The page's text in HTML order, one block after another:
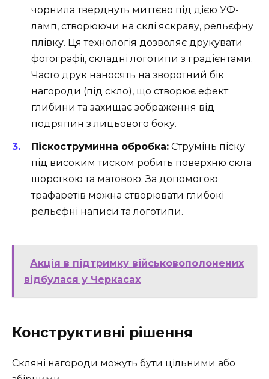
чорнила тверднуть миттєво під дією УФ-
ламп, створюючи на склі яскраву, рельєфну
плівку. Ця технологія дозволяє друкувати
фотографії, складні логотипи з градієнтами.
Часто друк наносять на зворотний бік
нагороди (під скло), що створює ефект
глибини та захищає зображення від
подряпин з лицьового боку.
Піскоструминна обробка: Струмінь піску
під високим тиском робить поверхню скла
шорсткою та матовою. За допомогою
трафаретів можна створювати глибокі
рельєфні написи та логотипи.
Акція в підтримку військовополонених
відбулася у Черкасах
Конструктивні рішення
Скляні нагороди можуть бути цільними або